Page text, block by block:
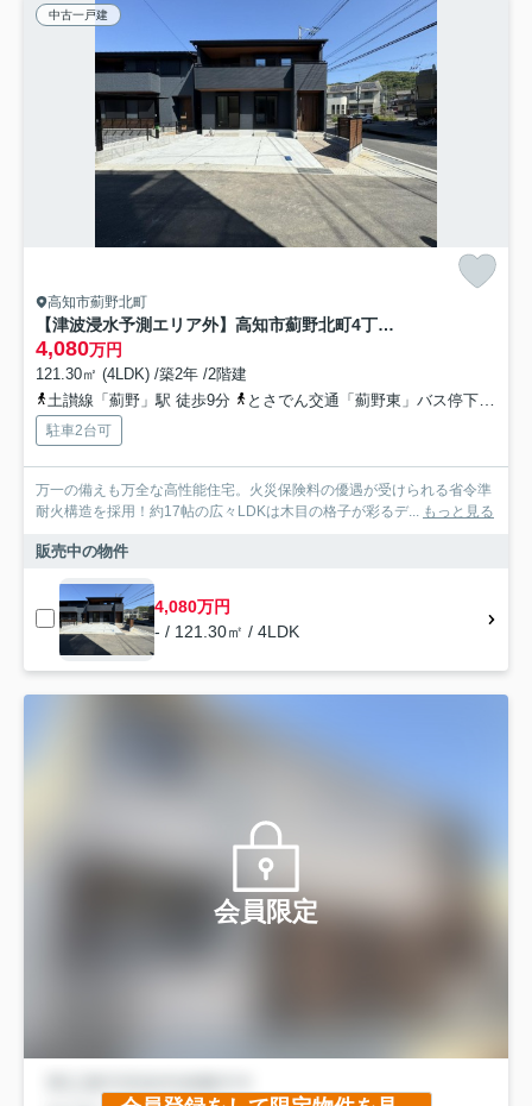
中古一戸建
高知市薊野北町
【津波浸水予測エリア外】高知市薊野北町4丁目 中古一戸建て
4,080万円
121.30㎡ (4LDK) /築2年 /2階建
土讃線「薊野」駅 徒歩9分
とさでん交通「薊野東」バス停下車 徒歩8分
駐車2台可
万一の備えも万全な高性能住宅。火災保険料の優遇が受けられる省令準
耐火構造を採用！約17帖の広々LDKは木目の格子が彩るデ... もっと見る
販売中の物件
4,080万円
- / 121.30㎡ / 4LDK
会員限定